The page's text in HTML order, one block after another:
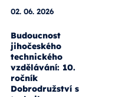
02. 06. 2026
Budoucnost
jihočeského
technického